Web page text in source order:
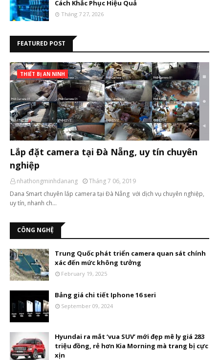
Cách Khắc Phục Hiệu Quả
Tháng 7 27, 2026
FEATURED POST
THIẾT BỊ AN NINH
Lắp đặt camera tại Đà Nẵng, uy tín chuyên
nghiệp
nhathongminhdanang
Tháng 7 06, 2019
Dana Smart chuyên lắp camera tại Đà Nẵng với dịch vụ chuyên nghiệp,
uy tín, nhanh ch…
CÔNG NGHỆ
Trung Quốc phát triển camera quan sát chính
xác đến mức không tưởng
February 19, 2025
Bảng giá chi tiết Iphone 16 seri
September 09, 2024
Hyundai ra mắt ‘vua SUV’ mới đẹp mê ly giá 283
triệu đồng, rẻ hơn Kia Morning mà trang bị cực
xịn